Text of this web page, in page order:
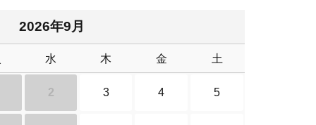
2026年9月
水 木 金 土
2 3 4 5